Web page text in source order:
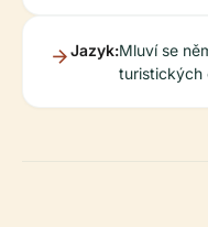
Jazyk:Mluví se
turistických